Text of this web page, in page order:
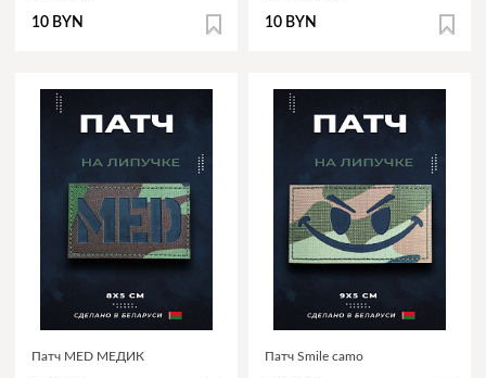
10 BYN 10 BYN
Патч MED МЕДИК Патч Smile camo